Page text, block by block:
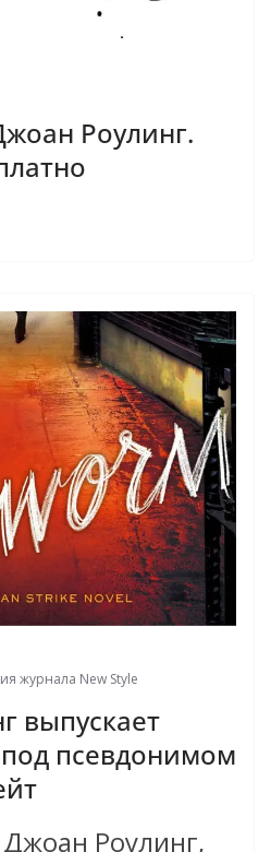
Роулинг.
журнала New Style
выпускает
псевдонимом
Роулинг,